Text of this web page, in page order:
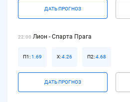
ДАТЬ ПРОГНОЗ
22:00 Лион - Спарта Прага
ДАТЬ ПРОГНОЗ
П1:1.69 Х:4.26 П2:4.68